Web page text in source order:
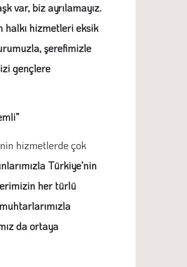
var, biz ayrılamayız.
halkı hizmetleri eksik
şerefimizle
gençlere
hizmetlerde çok
Türkiye’nin
her türlü
da ortaya